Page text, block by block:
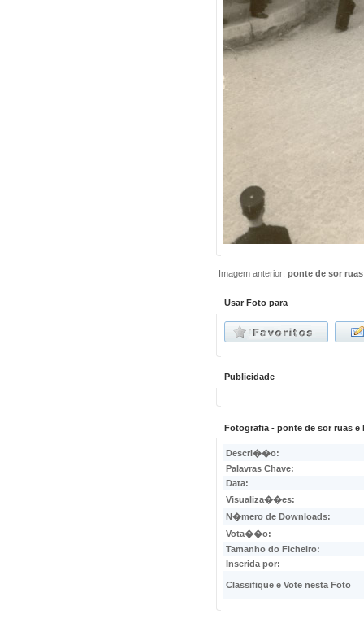
Imagem anterior:ponte de sor
Usar Foto para
Publicidade
Fotografia - ponte de sor ruas
Descri��o:
Palavras Chave:
Data:
Visualiza��es:
N�mero de Downloads:
Vota��o:
Tamanho do Ficheiro:
Inserida por:
Classifique e Vote nesta Foto